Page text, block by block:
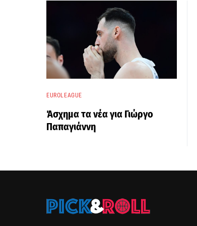
EUROLEAGUE
Άσχημα τα νέα για Γιώργο
Παπαγιάννη